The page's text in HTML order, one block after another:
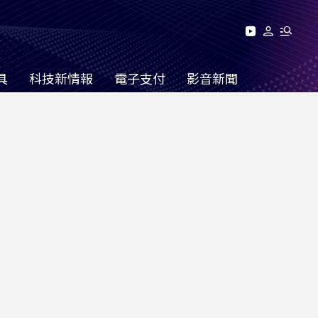
科技新情報 電子支付 影音新聞